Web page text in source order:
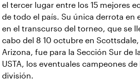
el tercer lugar entre los 15 mejores
de todo el país. Su única derrota en
en el transcurso del torneo, que se
cabo del 8 10 octubre en Scottsdale,
Arizona, fue para la Sección Sur de
USTA, los eventuales campeones de
división.